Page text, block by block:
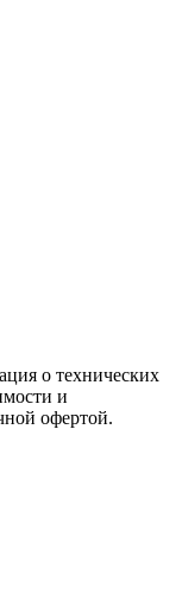
о технических
и
офертой.